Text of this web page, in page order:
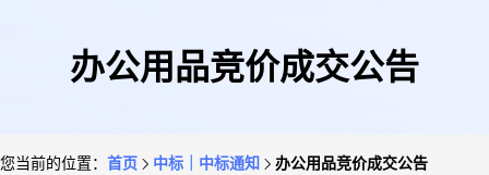
办公用品竞价成交公告
您当前的位置： 首页 中标｜中标通知 办公用品竞价成交公告